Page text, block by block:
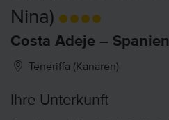
Nina)
Costa Adeje – Spanien
Teneriffa (Kanaren)
Ihre Unterkunft